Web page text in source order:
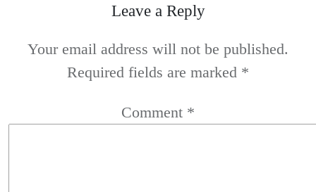
Leave a Reply
Your email address will not be published.
Required fields are marked *
Comment *